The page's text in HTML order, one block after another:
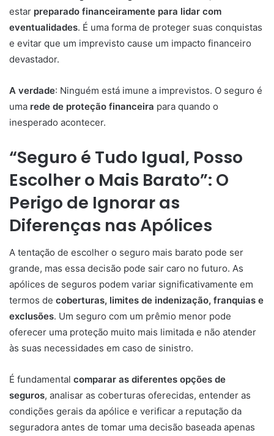
estar preparado financeiramente para lidar com
eventualidades. É uma forma de proteger suas conquistas
e evitar que um imprevisto cause um impacto financeiro
devastador.
A verdade: Ninguém está imune a imprevistos. O seguro é
uma rede de proteção financeira para quando o
inesperado acontecer.
“Seguro é Tudo Igual, Posso
Escolher o Mais Barato”: O
Perigo de Ignorar as
Diferenças nas Apólices
A tentação de escolher o seguro mais barato pode ser
grande, mas essa decisão pode sair caro no futuro. As
apólices de seguros podem variar significativamente em
termos de coberturas, limites de indenização, franquias e
exclusões. Um seguro com um prêmio menor pode
oferecer uma proteção muito mais limitada e não atender
às suas necessidades em caso de sinistro.
É fundamental comparar as diferentes opções de
seguros, analisar as coberturas oferecidas, entender as
condições gerais da apólice e verificar a reputação da
seguradora antes de tomar uma decisão baseada apenas